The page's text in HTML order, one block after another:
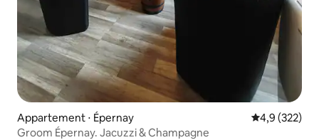
Appartement ⋅ Épernay Évaluation
4,9 (322)
Groom Épernay. Jacuzzi & Champagne